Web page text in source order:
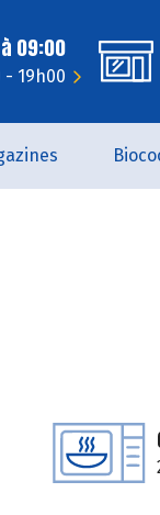
09:00
- 19h00